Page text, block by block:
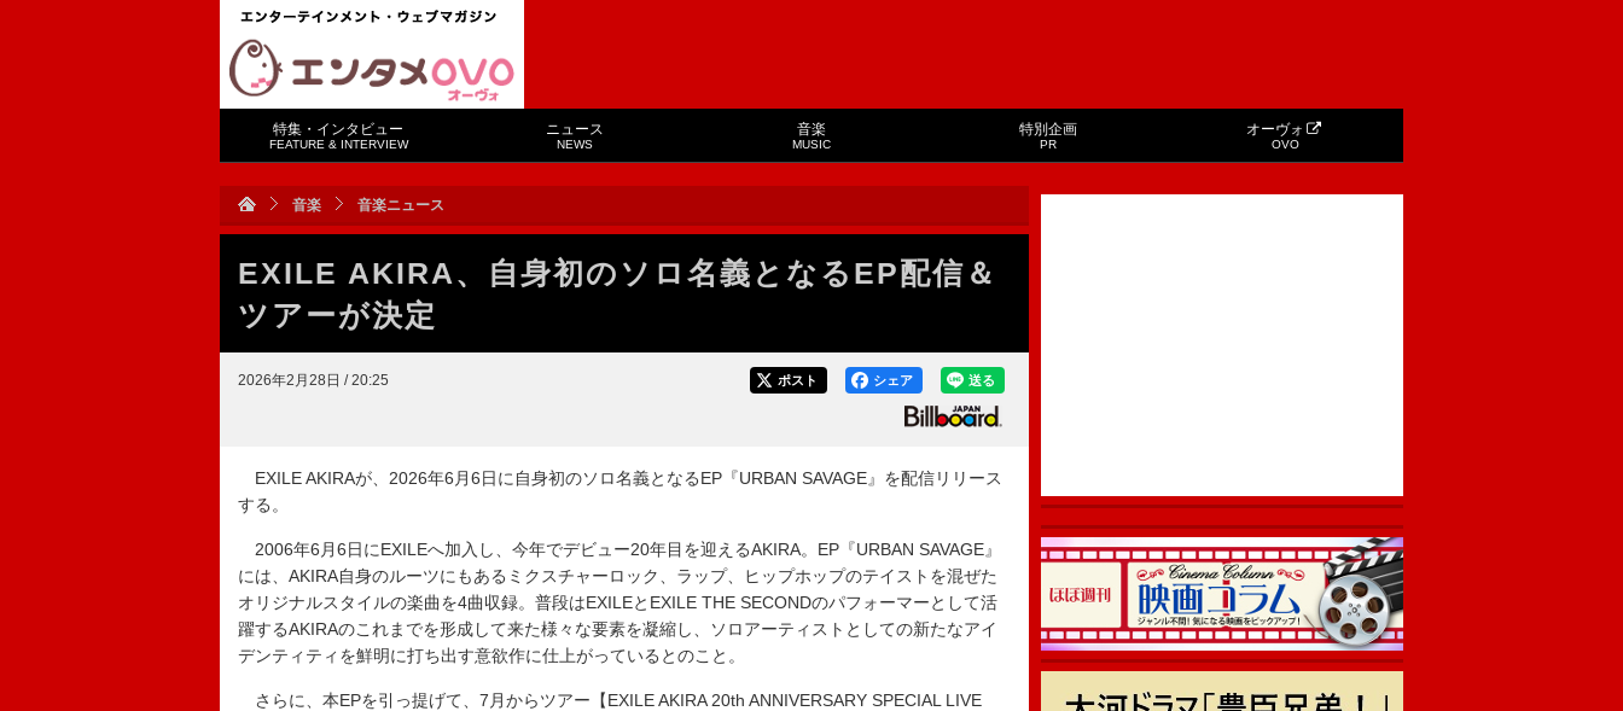
特集・インタビュー
FEATURE & INTERVIEW
ニュース
NEWS
音楽
MUSIC
特別企画
PR
オーヴォ
OVO
音楽 音楽ニュース
EXILE AKIRA、自身初のソロ名義となるEP配信＆
ツアーが決定
2026年2月28日 / 20:25 送る
シェア
ポスト
EXILE AKIRAが、2026年6月6日に自身初のソロ名義となるEP『URBAN SAVAGE』を配信リリース
する。
2006年6月6日にEXILEへ加入し、今年でデビュー20年目を迎えるAKIRA。EP『URBAN SAVAGE』
には、AKIRA自身のルーツにもあるミクスチャーロック、ラップ、ヒップホップのテイストを混ぜた
オリジナルスタイルの楽曲を4曲収録。普段はEXILEとEXILE THE SECONDのパフォーマーとして活
躍するAKIRAのこれまでを形成して来た様々な要素を凝縮し、ソロアーティストとしての新たなアイ
デンティティを鮮明に打ち出す意欲作に仕上がっているとのこと。
さらに、本EPを引っ提げて、7月からツアー【EXILE AKIRA 20th ANNIVERSARY SPECIAL LIVE